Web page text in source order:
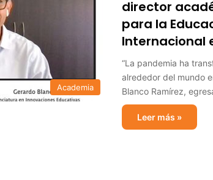
Academia
director
para la
Internacional
“La pandemia ha
alrededor del mundo
Blanco Ramírez,
Leer más »